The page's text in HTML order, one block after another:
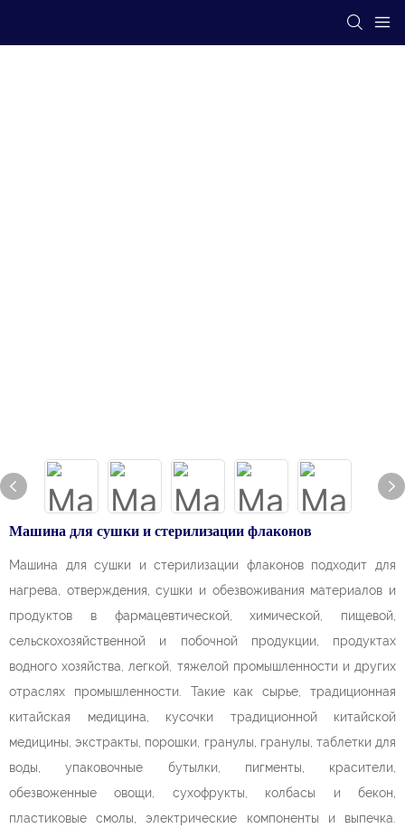
Машина для сушки и стерилизации флаконов
Машина для сушки и стерилизации флаконов подходит для
нагрева, отверждения, сушки и обезвоживания материалов и
продуктов в фармацевтической, химической, пищевой,
сельскохозяйственной и побочной продукции, продуктах
водного хозяйства, легкой, тяжелой промышленности и других
отраслях промышленности. Такие как сырье, традиционная
китайская медицина, кусочки традиционной китайской
медицины, экстракты, порошки, гранулы, гранулы, таблетки для
воды, упаковочные бутылки, пигменты, красители,
обезвоженные овощи, сухофрукты, колбасы и бекон,
пластиковые смолы, электрические компоненты и выпечка.